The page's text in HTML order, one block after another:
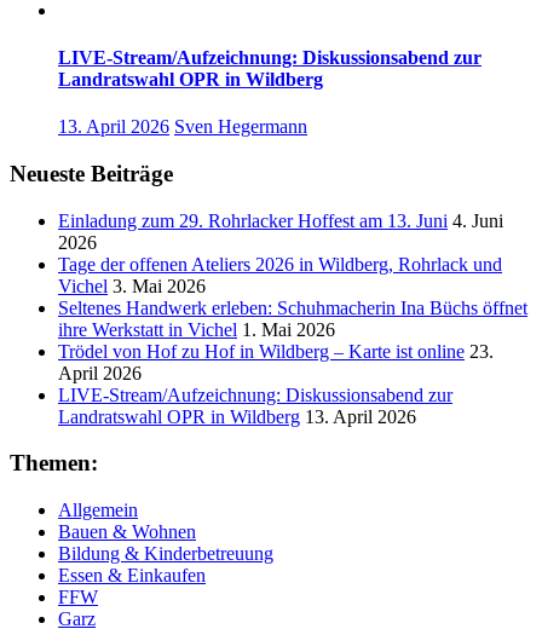
LIVE-Stream/Aufzeichnung: Diskussionsabend zur
Landratswahl OPR in Wildberg
13. April 2026 Sven Hegermann
Neueste Beiträge
Einladung zum 29. Rohrlacker Hoffest am 13. Juni 4. Juni
2026
Tage der offenen Ateliers 2026 in Wildberg, Rohrlack und
Vichel 3. Mai 2026
Seltenes Handwerk erleben: Schuhmacherin Ina Büchs öffnet
ihre Werkstatt in Vichel 1. Mai 2026
Trödel von Hof zu Hof in Wildberg – Karte ist online 23.
April 2026
LIVE-Stream/Aufzeichnung: Diskussionsabend zur
Landratswahl OPR in Wildberg 13. April 2026
Themen:
Allgemein
Bauen & Wohnen
Bildung & Kinderbetreuung
Essen & Einkaufen
FFW
Garz